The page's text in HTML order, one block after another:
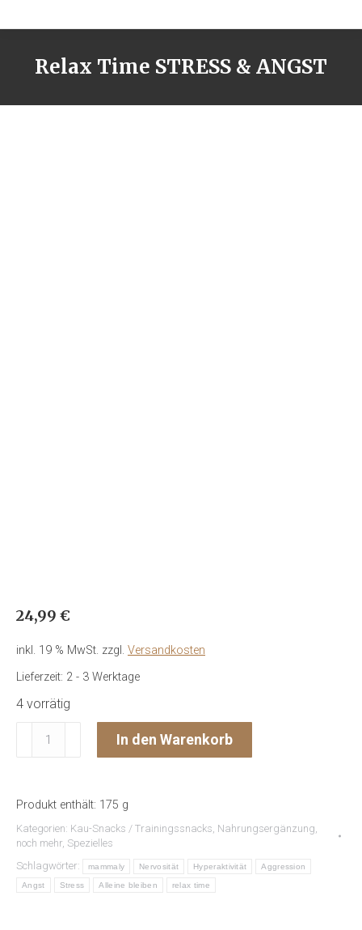
Relax Time STRESS & ANGST
24,99 €
inkl. 19 % MwSt. zzgl. Versandkosten
Lieferzeit: 2 - 3 Werktage
4 vorrätig
ANGST
Menge
In den Warenkorb
Produkt enthält: 175 g
Kategorien: Kau-Snacks / Trainingssnacks, Nahrungsergänzung,
noch mehr, Spezielles
Schlagwörter:
mammaly Nervosität Hyperaktivität Aggression
Angst Stress Alleine bleiben relax time